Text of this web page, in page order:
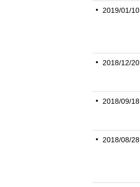
2019/01/10
2018/12/20
2018/09/18
2018/08/28